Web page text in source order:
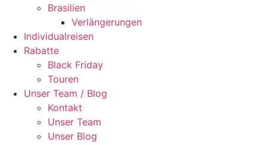
Brasilien
Verlängerungen
Individualreisen
Rabatte
Black Friday
Touren
Unser Team / Blog
Kontakt
Unser Team
Unser Blog